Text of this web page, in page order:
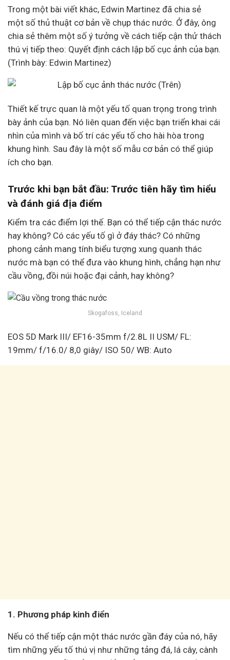
Trong một bài viết khác, Edwin Martinez đã chia sẻ
một số thủ thuật cơ bản về chụp thác nước. Ở đây, ông
chia sẻ thêm một số ý tưởng về cách tiếp cận thử thách
thú vị tiếp theo: Quyết định cách lập bố cục ảnh của bạn.
(Trình bày: Edwin Martinez)
Thiết kế trực quan là một yếu tố quan trọng trong trình
bày ảnh của bạn. Nó liên quan đến việc bạn triển khai cái
nhìn của mình và bố trí các yếu tố cho hài hòa trong
khung hình. Sau đây là một số mẫu cơ bản có thể giúp
ích cho bạn.
Trước khi bạn bắt đầu: Trước tiên hãy tìm hiểu
và đánh giá địa điểm
Kiểm tra các điểm lợi thế. Bạn có thể tiếp cận thác nước
hay không? Có các yếu tố gì ở đáy thác? Có những
phong cảnh mang tính biểu tượng xung quanh thác
nước mà bạn có thể đưa vào khung hình, chẳng hạn như
cầu vồng, đồi núi hoặc đại cảnh, hay không?
Skogafoss, Iceland
EOS 5D Mark III/ EF16-35mm f/2.8L II USM/ FL:
19mm/ f/16.0/ 8,0 giây/ ISO 50/ WB: Auto
1. Phương pháp kinh điển
Nếu có thể tiếp cận một thác nước gần đáy của nó, hãy
tìm những yếu tố thú vị như những tảng đá, lá cây, cành